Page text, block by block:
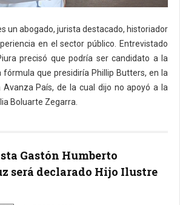
un abogado, jurista destacado, historiador
en el sector público. Entrevistado
precisó que podría ser candidato a la
fórmula que presidiría Phillip Butters, en la
Avanza País, de la cual dijo no apoyó a la
Boluarte Zegarra.
Gastón Humberto
será declarado Hijo Ilustre